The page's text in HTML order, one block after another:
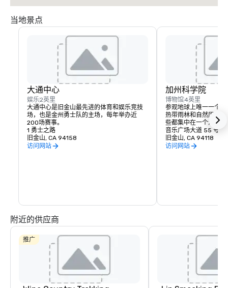
当地景点
大通中心
娱乐2英里
大通中心是旧金山最先进的体育和娱乐竞技
场，也是金州勇士队的主场，每年举办近
200场赛事。
1 勇士之路
旧金山, CA 94158
访问网站
加州科学院
博物馆4英里
参观地球上唯一一个
热带雨林和自然历史
些都集中在一个活生
音乐广场大道 55 号
旧金山, CA 94118
访问网站
附近的供应商
推广